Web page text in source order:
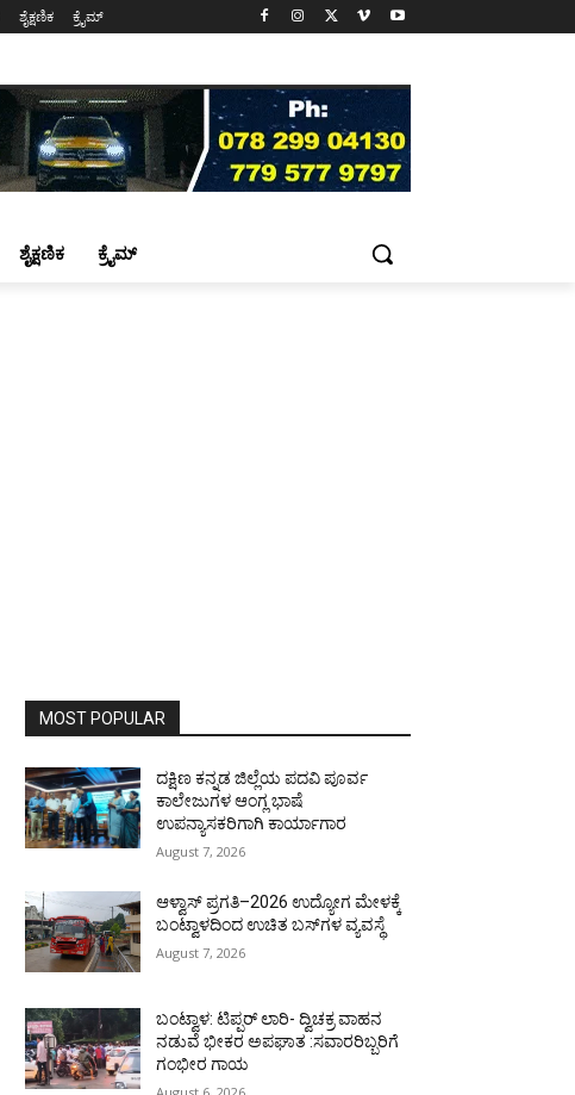
ಶೈಕ್ಷಣಿಕ ಕ್ರೈಮ್
ಶೈಕ್ಷಣಿಕ ಕ್ರೈಮ್
MOST POPULAR
ದಕ್ಷಿಣ ಕನ್ನಡ ಜಿಲ್ಲೆಯ ಪದವಿ ಪೂರ್ವ
ಕಾಲೇಜುಗಳ ಆಂಗ್ಲ ಭಾಷೆ
ಉಪನ್ಯಾಸಕರಿಗಾಗಿ ಕಾರ್ಯಾಗಾರ
August 7, 2026
ಆಳ್ವಾಸ್ ಪ್ರಗತಿ–2026 ಉದ್ಯೋಗ ಮೇಳಕ್ಕೆ
ಬಂಟ್ವಾಳದಿಂದ ಉಚಿತ ಬಸ್‌ಗಳ ವ್ಯವಸ್ಥೆ
August 7, 2026
ಬಂಟ್ವಾಳ: ಟಿಪ್ಪರ್ ಲಾರಿ- ದ್ವಿಚಕ್ರ ವಾಹನ
ನಡುವೆ ಭೀಕರ ಅಪಘಾತ :ಸವಾರರಿಬ್ಬರಿಗೆ
ಗಂಭೀರ ಗಾಯ